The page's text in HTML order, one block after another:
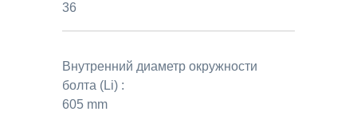
36
Внутренний диаметр окружности
болта (Li) :
605 mm